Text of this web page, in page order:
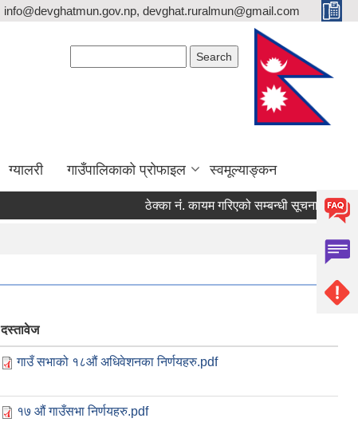
info@devghatmun.gov.np, devghat.ruralmun@gmail.com
ग्यालरी गाउँपालिकाको प्रोफाइल स्वमूल्याङ्कन
ठेक्का नंं. कायम गरिएको सम्बन्धी सूचना !
दस्तावेज
गाउँ सभाको १८औं अधिवेशनका निर्णयहरु.pdf
१७ औं गाउँसभा निर्णयहरु.pdf